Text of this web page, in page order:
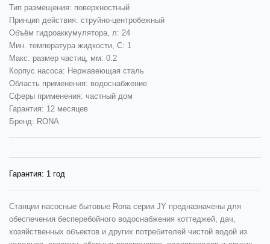
Тип размещения: поверхностный
Принцип действия: струйно-центробежный
Объём гидроаккумулятора, л: 24
Мин. температура жидкости, С: 1
Макс. размер частиц, мм: 0.2
Корпус насоса: Нержавеющая сталь
Область применения: водоснабжение
Сферы применения: частный дом
Гарантия: 12 месяцев
Бренд: RONA
Гарантия: 1 год
Станции насосные бытовые Rona серии JY предназначены для
обеспечения бесперебойного водоснабжения коттеджей, дач,
хозяйственных объектов и других потребителей чистой водой из